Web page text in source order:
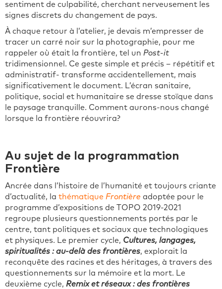
sentiment de culpabilité, cherchant nerveusement les
signes discrets du changement de pays.
À chaque retour à l’atelier, je devais m’empresser de
tracer un carré noir sur la photographie, pour me
rappeler où était la frontière, tel un Post-it
tridimensionnel. Ce geste simple et précis – répétitif et
administratif- transforme accidentellement, mais
significativement le document. L’écran sanitaire,
politique, social et humanitaire se dresse stoïque dans
le paysage tranquille. Comment aurons-nous changé
lorsque la frontière réouvrira?
Au sujet de la programmation
Frontière
Ancrée dans l’histoire de l’humanité et toujours criante
d’actualité, la thématique Frontière adoptée pour le
programme d’expositions de TOPO 2019-2021
regroupe plusieurs questionnements portés par le
centre, tant politiques et sociaux que technologiques
et physiques. Le premier cycle, Cultures, langages,
spiritualités : au-delà des frontières, explorait la
reconquête des racines et des héritages, à travers des
questionnements sur la mémoire et la mort. Le
deuxième cycle, Remix et réseaux : des frontières